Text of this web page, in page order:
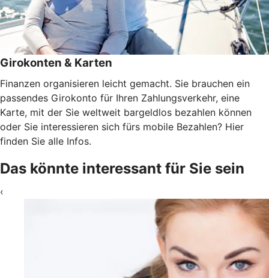
Girokonten & Karten
Finanzen organisieren leicht gemacht. Sie brauchen ein
passendes Girokonto für Ihren Zahlungsverkehr, eine
Karte, mit der Sie weltweit bargeldlos bezahlen können
oder Sie interessieren sich fürs mobile Bezahlen? Hier
finden Sie alle Infos.
Das könnte interessant für Sie sein
‹